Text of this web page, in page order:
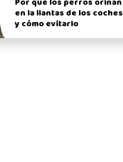
en la llantas de los coches
y cómo evitarlo